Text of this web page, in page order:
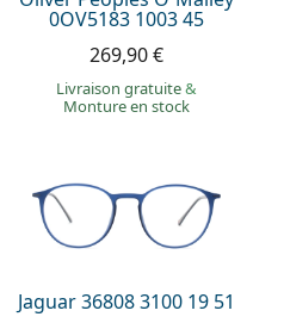
0OV5183 1003 45
269,90 €
Livraison gratuite&
Monture en stock
Jaguar 36808 3100 19 51